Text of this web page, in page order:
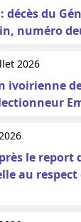
décès du
numéro
2026
ivoirienne
le
au